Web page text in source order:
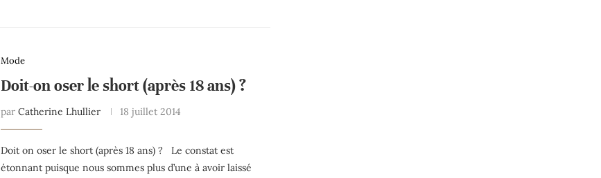
Mode
Doit-on oser le short (après 18 ans) ?
par Catherine Lhullier 18 juillet 2014
Doit on oser le short (après 18 ans) ? Le constat est
étonnant puisque nous sommes plus d’une à avoir laissé